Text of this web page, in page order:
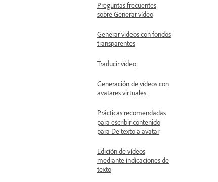
Preguntas frecuentes
sobre Generar vídeo
Generar videos con fondos
transparentes
Traducir vídeo
Generación de vídeos con
avatares virtuales
Prácticas recomendadas
para escribir contenido
para De texto a avatar
Edición de vídeos
mediante indicaciones de
texto